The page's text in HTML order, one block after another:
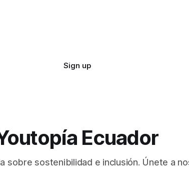
Sign up
Ecuador
sobre sostenibilidad e inclusión. Únete a